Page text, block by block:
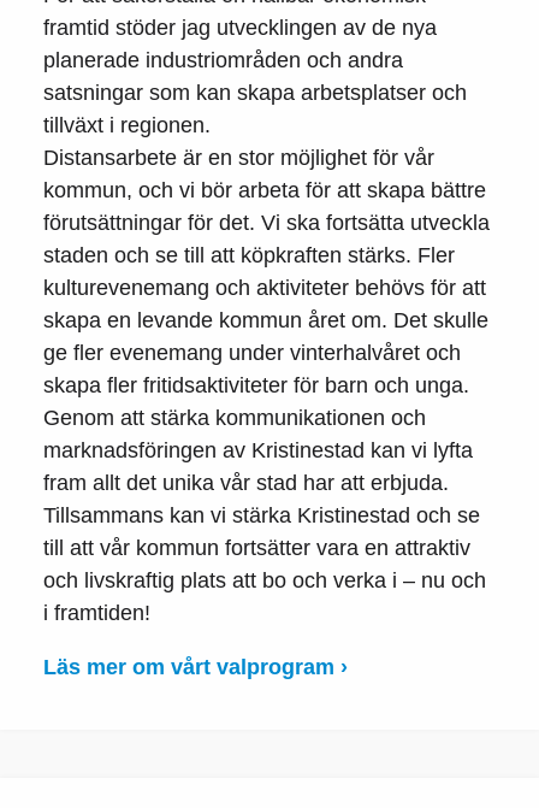
framtid stöder jag utvecklingen av de nya
planerade industriområden och andra
satsningar som kan skapa arbetsplatser och
tillväxt i regionen.
Distansarbete är en stor möjlighet för vår
kommun, och vi bör arbeta för att skapa bättre
förutsättningar för det. Vi ska fortsätta utveckla
staden och se till att köpkraften stärks. Fler
kulturevenemang och aktiviteter behövs för att
skapa en levande kommun året om. Det skulle
ge fler evenemang under vinterhalvåret och
skapa fler fritidsaktiviteter för barn och unga.
Genom att stärka kommunikationen och
marknadsföringen av Kristinestad kan vi lyfta
fram allt det unika vår stad har att erbjuda.
Tillsammans kan vi stärka Kristinestad och se
till att vår kommun fortsätter vara en attraktiv
och livskraftig plats att bo och verka i – nu och
i framtiden!
Läs mer om vårt valprogram ›